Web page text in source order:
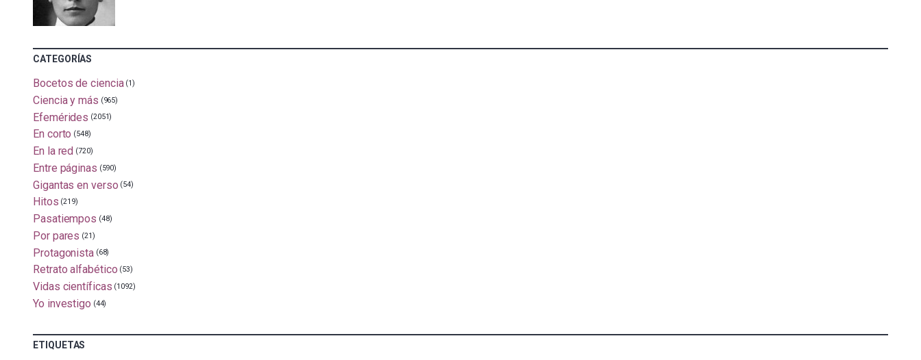
CATEGORÍAS
Bocetos de ciencia (1)
Ciencia y más (965)
Efemérides (2051)
En corto (548)
En la red (720)
Entre páginas (590)
Gigantas en verso (54)
Hitos (219)
Pasatiempos (48)
Por pares (21)
Protagonista (68)
Retrato alfabético (53)
Vidas científicas (1092)
Yo investigo (44)
ETIQUETAS